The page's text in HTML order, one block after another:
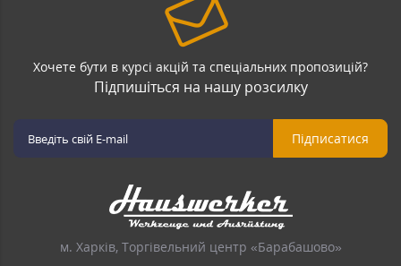
Хочете бути в курсі акцій та спеціальних пропозицій?
Підпишіться на нашу розсилку
Підписатися
м. Харків, Торгівельний центр «Барабашово»